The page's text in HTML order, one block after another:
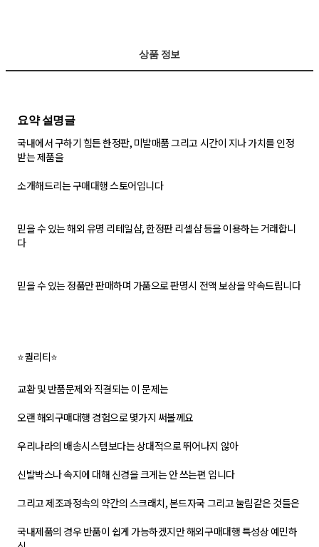
상품 정보
요약 설명글
국내에서 구하기 힘든 한정판, 미발매품 그리고 시간이 지나 가치를 인정
받는 제품을
소개해드리는 구매대행 스토어입니다
믿을 수 있는 해외 유명 리테일샵, 한정판 리셀샵 등을 이용하는 거래합니
다
믿을 수 있는 정품만 판매하며 가품으로 판명시 전액 보상을 약속드립니다
⭐퀄리티⭐
교환 및 반품문제와 직결되는 이 문제는
오랜 해외구매대행 경험으로 몇가지 써볼께요
우리나라의 배송시스템보다는 상대적으로 뛰어나지 않아
신발박스나 속지에 대해 신경을 크게는 안 쓰는편 입니다
그리고 제조과정속의 약간의 스크래치, 본드자국 그리고 눌림같은 것들은
국내제품의 경우 반품이 쉽게 가능하겠지만 해외구매대행 특성상 예민하